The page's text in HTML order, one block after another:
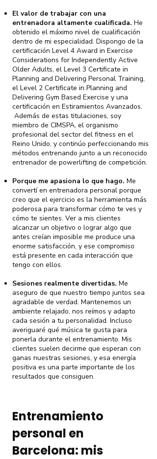
El valor de trabajar con una
entrenadora altamente cualificada. He
obtenido el máximo nivel de cualificación
dentro de mi especialidad. Dispongo de la
certificación Level 4 Award in Exercise
Considerations for Independently Active
Older Adults, el Level 3 Certificate in
Planning and Delivering Personal Training,
el Level 2 Certificate in Planning and
Delivering Gym Based Exercise y una
certificación en Estiramientos Avanzados.
Además de estas titulaciones, soy
miembro de CIMSPA, el organismo
profesional del sector del fitness en el
Reino Unido, y continúo perfeccionando mis
métodos entrenando junto a un reconocido
entrenador de powerlifting de competición.
Porque me apasiona lo que hago. Me
convertí en entrenadora personal porque
creo que el ejercicio es la herramienta más
poderosa para transformar cómo te ves y
cómo te sientes. Ver a mis clientes
alcanzar un objetivo o lograr algo que
antes creían imposible me produce una
enorme satisfacción, y ese compromiso
está presente en cada interacción que
tengo con ellos.
Sesiones realmente divertidas. Me
aseguro de que nuestro tiempo juntos sea
agradable de verdad. Mantenemos un
ambiente relajado, nos reímos y adapto
cada sesión a tu personalidad. Incluso
averiguaré qué música te gusta para
ponerla durante el entrenamiento. Mis
clientes suelen decirme que esperan con
ganas nuestras sesiones, y esa energía
positiva es una parte importante de los
resultados que consiguen.
Entrenamiento
personal en
Barcelona: mis